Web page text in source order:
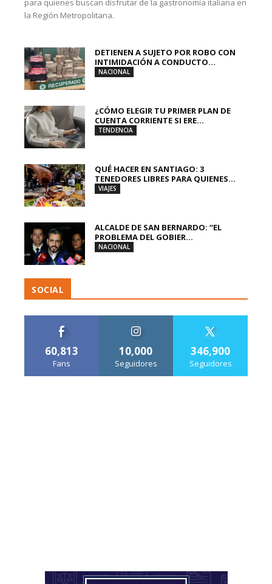
para quienes buscan disfrutar de la gastronomía italiana en
la Región Metropolitana.
DETIENEN A SUJETO POR ROBO CON
INTIMIDACIÓN A CONDUCTO...
NACIONAL
¿CÓMO ELEGIR TU PRIMER PLAN DE
CUENTA CORRIENTE SI ERE...
TENDENCIA
QUÉ HACER EN SANTIAGO: 3
TENEDORES LIBRES PARA QUIENES...
VIAJES
ALCALDE DE SAN BERNARDO: “EL
PROBLEMA DEL GOBIER...
NACIONAL
SOCIAL
60,813
Fans
10,000
Seguidores
346,900
Seguidores